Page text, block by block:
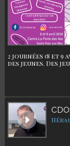
2 journées (8 et 9
des jeunes. Des